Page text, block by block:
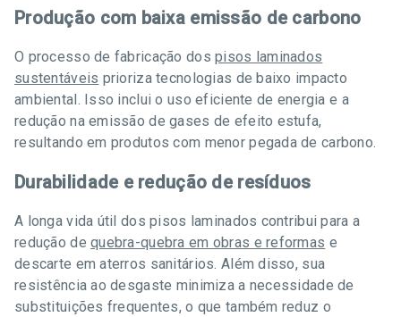
Produção com baixa emissão de carbono
O processo de fabricação dospisos laminados
sustentáveis prioriza tecnologias de baixo impacto
ambiental. Isso inclui o uso eficiente de energia e a
redução na emissão de gases de efeito estufa,
resultando em produtos com menor pegada de carbono.
Durabilidade e redução de resíduos
A longa vida útil dos pisos laminados contribui para a
redução dequebra-quebra em obras e reformas e
descarte em aterros sanitários. Além disso, sua
resistência ao desgaste minimiza a necessidade de
substituições frequentes, o que também reduz o